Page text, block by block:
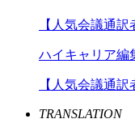
【人気会議通訳
ハイキャリア編
【人気会議通訳
TRANSLATION